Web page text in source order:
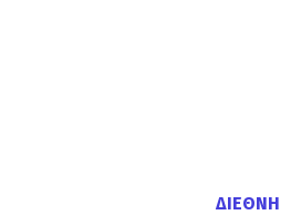
ΔΙΕΘΝΗ